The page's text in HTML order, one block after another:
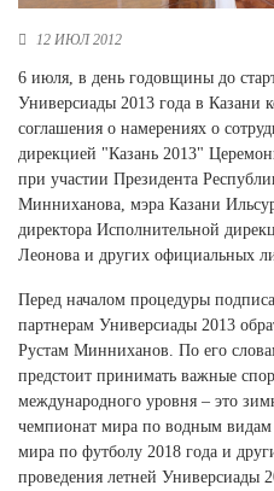
Самарская область (1)
Санкт-Петербург и ЛО (3)
Свердловская область (5)
Северная Осетия (2)
Смоленская область (1)
Ставропольский край (5)
Томская область (1)
Тульская область (1)
Тюменская область (3)
Хакасия (1)
Ханты-Мансийский автономный округ
Ямало-Ненецкий автономный округ (1)
Ярославская область (1)
12 ИЮЛ 2012
6 июля, в день годовщины до
Универсиады 2013 года в Казани
соглашения о намерениях о
дирекцией "Казань 2013"
при участии Президента
Минниханова, мэра Казани
директора Исполнительной
Леонова и других официальных
Перед началом процедуры
партнерам Универсиады 2013
Рустам Минниханов. По его
предстоит принимать важные
международного уровня – это
чемпионат мира по водным видам
мира по футболу 2018 года и
проведения летней Универсиады